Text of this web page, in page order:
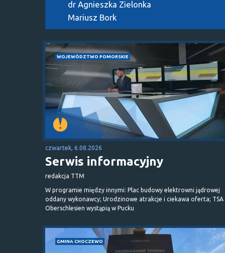
dr Agnieszka Zielonka
Mariusz Bork
WOJEWÓDZTWO POMORSKIE
czwartek, 6.08.2026
Serwis informacyjny
redakcja TTM
W programie między innymi: Plac budowy elektrowni jądrowej
oddany wykonawcy; Urodzinowe atrakcje i ciekawa oferta; TSA
Oberschlesien wystąpią w Pucku
GMINA CHOCZEWO